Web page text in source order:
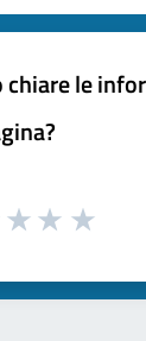
chiare le